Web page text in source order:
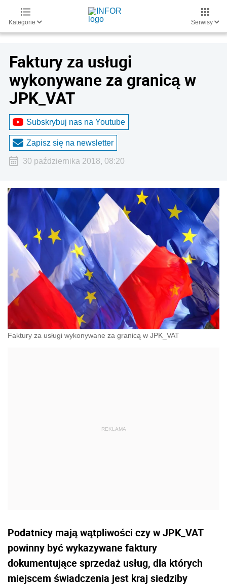
Kategorie Serwisy
Faktury za usługi
wykonywane za granicą w
JPK_VAT
Subskrybuj nas na Youtube
Zapisz się na newsletter
30 października 2018, 08:20
Faktury za usługi wykonywane za granicą w JPK_VAT
Podatnicy mają wątpliwości czy w JPK_VAT
powinny być wykazywane faktury
dokumentujące sprzedaż usług, dla których
miejscem świadczenia jest kraj siedziby